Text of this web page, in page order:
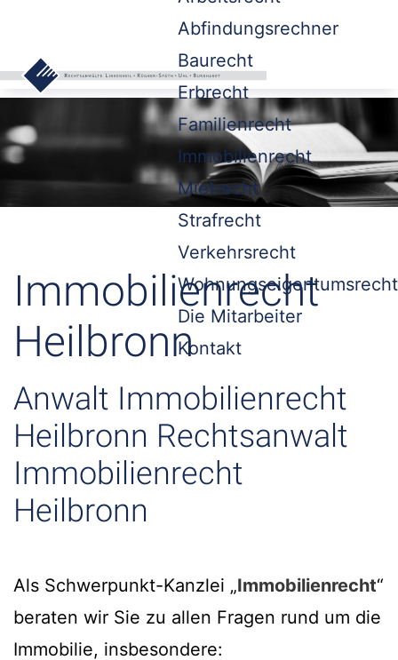
Abfindungsrechner
Baurecht
Erbrecht
Familienrecht
Immobilienrecht
Mietrecht
Strafrecht
Verkehrsrecht
Wohnungseigentumsrecht
Die Mitarbeiter
Kontakt
Immobilienrecht
Heilbronn
Anwalt Immobilienrecht
Heilbronn Rechtsanwalt
Immobilienrecht
Heilbronn
Als Schwerpunkt-Kanzlei „Immobilienrecht“
beraten wir Sie zu allen Fragen rund um die
Immobilie, insbesondere: